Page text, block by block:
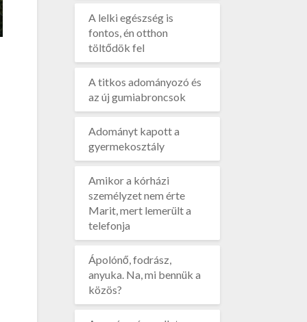
A lelki egészség is
fontos, én otthon
töltődök fel
A titkos adományozó és
az új gumiabroncsok
Adományt kapott a
gyermekosztály
Amikor a kórházi
személyzet nem érte
Marit, mert lemerült a
telefonja
Ápolónő, fodrász,
anyuka. Na, mi bennük a
közös?